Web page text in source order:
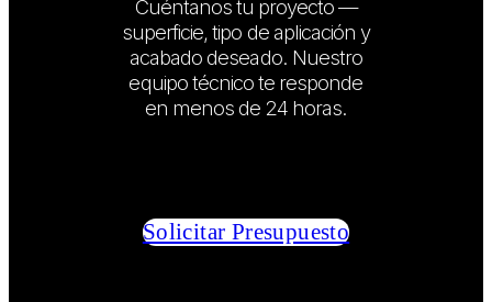
Cuéntanos tu proyecto —
superficie, tipo de aplicación y
acabado deseado. Nuestro
equipo técnico te responde
en menos de 24 horas.
Solicitar Presupuesto